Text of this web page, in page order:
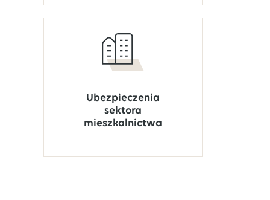
Ubezpieczenia
sektora
mieszkalnictwa